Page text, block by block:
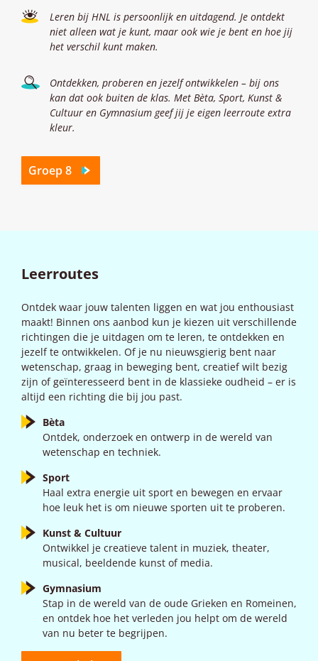
Leren bij HNL is persoonlijk en uitdagend. Je ontdekt
niet alleen wat je kunt, maar ook wie je bent en hoe jij
het verschil kunt maken.
Ontdekken, proberen en jezelf ontwikkelen – bij ons
kan dat ook buiten de klas. Met Bèta, Sport, Kunst &
Cultuur en Gymnasium geef jij je eigen leerroute extra
kleur.
Groep 8
Leerroutes
Ontdek waar jouw talenten liggen en wat jou enthousiast
maakt! Binnen ons aanbod kun je kiezen uit verschillende
richtingen die je uitdagen om te leren, te ontdekken en
jezelf te ontwikkelen. Of je nu nieuwsgierig bent naar
wetenschap, graag in beweging bent, creatief wilt bezig
zijn of geïnteresseerd bent in de klassieke oudheid – er is
altijd een richting die bij jou past.
Bèta
Ontdek, onderzoek en ontwerp in de wereld van
wetenschap en techniek.
Sport
Haal extra energie uit sport en bewegen en ervaar
hoe leuk het is om nieuwe sporten uit te proberen.
Kunst & Cultuur
Ontwikkel je creatieve talent in muziek, theater,
musical, beeldende kunst of media.
Gymnasium
Stap in de wereld van de oude Grieken en Romeinen,
en ontdek hoe het verleden jou helpt om de wereld
van nu beter te begrijpen.